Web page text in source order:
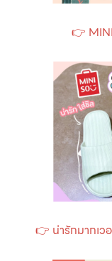
👉
👉 น่ารักมากเว